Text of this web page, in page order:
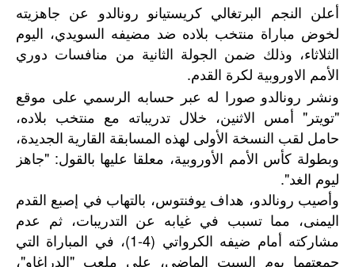
أعلن النجم البرتغالي كريستيانو رونالدو عن جاهزيته
لخوض مباراة منتخب بلاده ضد مضيفه السويدي، اليوم
الثلاثاء، وذلك ضمن الجولة الثانية من منافسات دوري
الأمم الاوروبية لكرة القدم.
ونشر رونالدو صورا له عبر حسابه الرسمي على موقع
"تويتر" أمس الاثنين، خلال تدريباته مع منتخب بلاده،
حامل لقب النسخة الأولى لهذه المسابقة القارية الجديدة،
وبطولة كأس الأمم الأوروبية، معلقا عليها بالقول: "جاهز
ليوم الغد".
وأصيب رونالدو، هداف يوفنتوس، بالتهاب في إصبع القدم
اليمنى، مما تسبب في غيابه عن التدريبات، ثم عدم
مشاركته أمام ضيفه الكرواتي (4-1)، في المباراة التي
جمعتهما يوم السبت الماضي، على ملعب "الدراغاو"،